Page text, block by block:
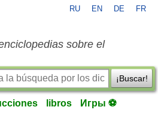
RU EN DE FR
sobre el
¡Buscar!
libros Игры ⚽